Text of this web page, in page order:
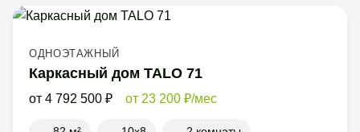
ОДНОЭТАЖНЫЙ
Каркасный дом TALO 71
4 792 500 23 200 /мес